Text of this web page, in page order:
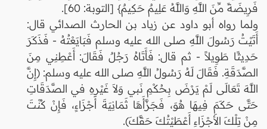
فَرِيضَةً مِّنَ اللَّهِ وَاللَّهُ عَلِيمٌ حَكِيمٌ} [التوبة: 60].
ولما رواه أبو داود عن زياد بن الحارث الصدائي قال:
أَتَيْتُ رَسُولَ اللَّهِ صلى الله عليه وسلم فَبَايَعْتُهُ - فَذَكَرَ
حَدِيثًا طَوِيلاً - ثم قال: فَأَتَاهُ رَجُلٌ فَقَالَ: أَعْطِنِي مِنَ
الصَّدَقَةِ. فَقَالَ لَهُ رَسُولُ اللَّهِ صلى الله عليه وسلم: (إِنَّ
اللَّهَ تَعَالَى لَمْ يَرْضَ بِحُكْمِ نَبي وَلاَ غَيْرِهِ في الصَّدَقَاتِ
حَتَّى حَكَمَ فِيهَا هُوَ، فَجَزَّأَهَا ثَمَانِيَةَ أَجْزَاءٍ، فَإِنْ كُنْتَ
مِنْ تِلْكَ الأَجْزَاءِ أَعْطَيْتُكَ حَقَّكَ).